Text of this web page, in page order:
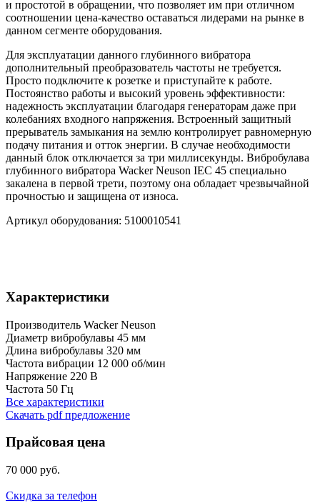
и простотой в обращении, что позволяет им при отличном
соотношении цена-качество оставаться лидерами на рынке в
данном сегменте оборудования.
Для эксплуатации данного глубинного вибратора
дополнительный преобразователь частоты не требуется.
Просто подключите к розетке и приступайте к работе.
Постоянство работы и высокий уровень эффективности:
надежность эксплуатации благодаря генераторам даже при
колебаниях входного напряжения. Встроенный защитный
прерыватель замыкания на землю контролирует равномерную
подачу питания и отток энергии. В случае необходимости
данный блок отключается за три миллисекунды. Вибробулава
глубинного вибратора Wacker Neuson IEC 45 специально
закалена в первой трети, поэтому она обладает чрезвычайной
прочностью и защищена от износа.
Артикул оборудования: 5100010541
Характеристики
Производитель Wacker Neuson
Диаметр вибробулавы 45 мм
Длина вибробулавы 320 мм
Частота вибрации 12 000 об/мин
Напряжение 220 В
Частота 50 Гц
Все характеристики
Скачать pdf предложение
Прайсовая цена
70 000 руб.
Скидка за телефон